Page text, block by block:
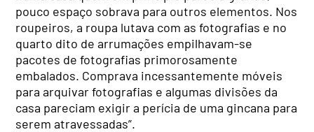
pouco espaço sobrava para outros elementos. Nos
roupeiros, a roupa lutava com as fotografias e no
quarto dito de arrumações empilhavam-se
pacotes de fotografias primorosamente
embalados. Comprava incessantemente móveis
para arquivar fotografias e algumas divisões da
casa pareciam exigir a perícia de uma gincana para
serem atravessadas”.